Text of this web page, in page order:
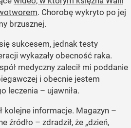
. Chorobę wykryto po jej
brzusznej.
sukcesem, jednak testy
wykazały obecność raka.
medyczny zalecił mi poddanie
i obecnie jestem
leczenia – ujawniła.
kolejne informacje. Magazyn –
źródło – zdradził, że „dzień,